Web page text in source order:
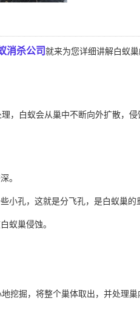
消杀公司就来为您详细讲解白蚁
，白蚁会从巢中不断向外扩散，侵
。
小孔，这就是分飞孔，是白蚁巢的
蚁巢侵蚀。
挖掘，将整个巢体取出，并处理巢